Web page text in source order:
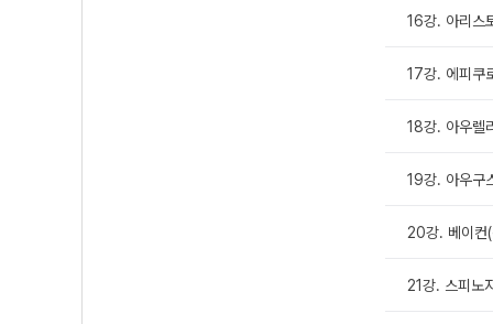
16강. 아리스
17강. 에피쿠
18강. 아우렐
19강. 아우구
20강. 베이컨
21강. 스피노